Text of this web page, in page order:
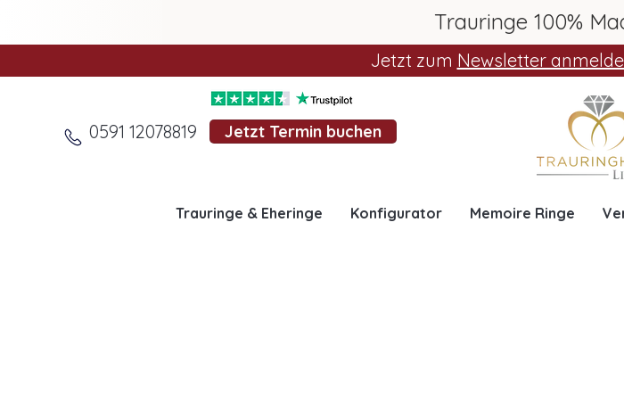
Trauringe 100%
Jetzt zum Newsletter
0591 12078819 Jetzt Termin buchen
Trauringe & Eheringe Konfigurator Memoire Ringe